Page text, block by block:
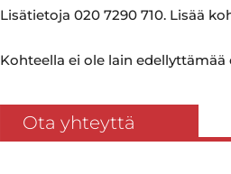
Lisätietoja 020 7290 710. Lisää
Kohteella ei ole lain
Ota yhteyttä